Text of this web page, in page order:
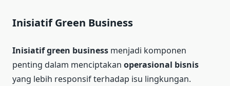
Inisiatif Green Business
Inisiatif green business menjadi komponen
penting dalam menciptakan operasional bisnis
yang lebih responsif terhadap isu lingkungan.